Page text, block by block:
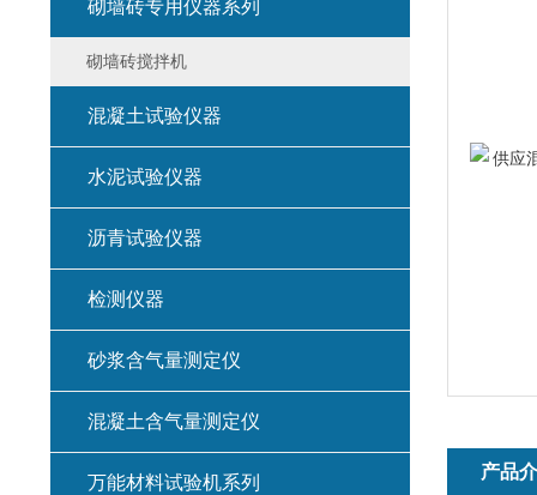
产品
砌墙砖专用仪器系列
砌墙砖搅拌机
混凝土试验仪器
水泥试验仪器
沥青试验仪器
检测仪器
砂浆含气量测定仪
混凝土含气量测定仪
万能材料试验机系列